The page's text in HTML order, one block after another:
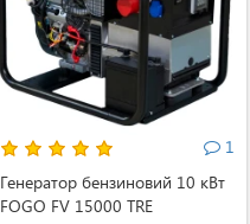
1
Генератор бензиновий 10 кВт
FOGO FV 15000 TRE